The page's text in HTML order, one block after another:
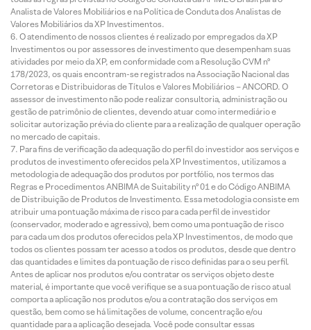
Analista de Valores Mobiliários e na Política de Conduta dos Analistas de
Valores Mobiliários da XP Investimentos.
O atendimento de nossos clientes é realizado por empregados da XP
Investimentos ou por assessores de investimento que desempenham suas
atividades por meio da XP, em conformidade com a Resolução CVM nº
178/2023, os quais encontram-se registrados na Associação Nacional das
Corretoras e Distribuidoras de Títulos e Valores Mobiliários – ANCORD. O
assessor de investimento não pode realizar consultoria, administração ou
gestão de patrimônio de clientes, devendo atuar como intermediário e
solicitar autorização prévia do cliente para a realização de qualquer operação
no mercado de capitais.
Para fins de verificação da adequação do perfil do investidor aos serviços e
produtos de investimento oferecidos pela XP Investimentos, utilizamos a
metodologia de adequação dos produtos por portfólio, nos termos das
Regras e Procedimentos ANBIMA de Suitability nº 01 e do Código ANBIMA
de Distribuição de Produtos de Investimento. Essa metodologia consiste em
atribuir uma pontuação máxima de risco para cada perfil de investidor
(conservador, moderado e agressivo), bem como uma pontuação de risco
para cada um dos produtos oferecidos pela XP Investimentos, de modo que
todos os clientes possam ter acesso a todos os produtos, desde que dentro
das quantidades e limites da pontuação de risco definidas para o seu perfil.
Antes de aplicar nos produtos e/ou contratar os serviços objeto deste
material, é importante que você verifique se a sua pontuação de risco atual
comporta a aplicação nos produtos e/ou a contratação dos serviços em
questão, bem como se há limitações de volume, concentração e/ou
quantidade para a aplicação desejada. Você pode consultar essas